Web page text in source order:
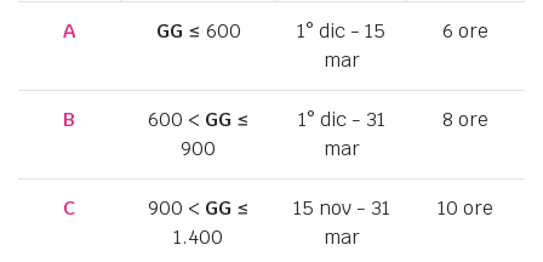
A GG ≤ 600
1° dic - 15
mar
6 ore
B 600 < GG ≤
900
1° dic - 31
mar
8 ore
C 900 < GG ≤
1.400
15 nov - 31
mar
10 ore